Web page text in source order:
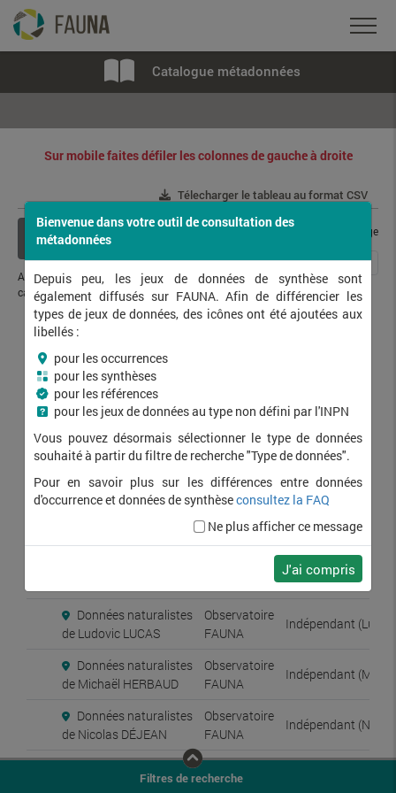
Catalogue métadonnées
Sur mobile faites défiler les colonnes de gauche à droite
Télecharger le tableau au format CSV
Afficher / cacher les
colonnes
Affichage de 1à10 sur 2394
cadre(s) d'acquisition
cadres d'acquisition / page
1 2 3 4 5 ... 240
Libellé
Saisie de données
indépendants sur la
plateforme de l'Observatoire
FAUNA
FAUNA
FAUNA
Indépendant (Alexis
Indépendant (Dellie
Données naturalistes
de Ludovic LUCAS
Observatoire
FAUNA
Indépendant
Données naturalistes
de Michaël HERBAUD
Observatoire
FAUNA
Indépendant
Données naturalistes
de Nicolas DÉJEAN
Observatoire
FAUNA
Indépendant
Données naturalistes
de Robin PETIT
Observatoire
FAUNA
Filtres de recherche
Bienvenue dans votre outil de consultation des
métadonnées
Depuis peu, les jeux de données de synthèse sont
également diffusés sur FAUNA. Afin de différencier les
types de jeux de données, des icônes ont été ajoutées aux
libellés :
pour les occurrences
pour les synthèses
pour les références
pour les jeux de données au type non défini par l'INPN
Vous pouvez désormais sélectionner le type de données
souhaité à partir du filtre de recherche "Type de données".
Pour en savoir plus sur les différences entre données
d'occurrence et données de synthèseconsultez la FAQ
Ne plus afficher ce message
J'ai compris